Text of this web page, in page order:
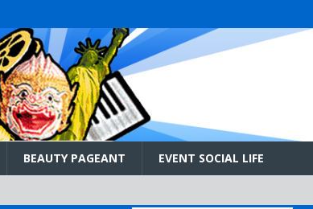
BEAUTY PAGEANT EVENT SOCIAL LIFE